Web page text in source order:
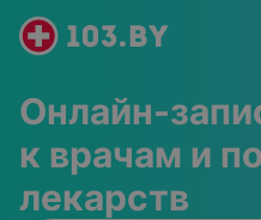
Онлайн-
к врачам и
лекарств
мастера